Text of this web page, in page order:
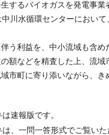
するバイオガスを発電事
川水循環センターにおい
う利益を、中小流域も含
額などを精査した上、流
市町に寄り添いながら、き
速報版です。
は、一問一答形式でご覧い